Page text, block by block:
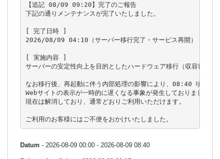
【追記 08/09 09:20】完了のご報告
下記の通りメンテナンスが完了いたしました。
[ 完了日時 ]
2026/08/09 04:10（サーバー移行完了・サービス再開）
[ 実施内容 ]
サーバーの安定性向上を目的としたハードウェア移行（収容筐体の
なお移行後、再起動に伴う内部処理の影響により、08:40 頃まで
Webサイトの表示が一時的に遅くなる事象が発生しておりました。
現在は解消しており、通常どおりご利用いただけます。
ご利用のお客様にはご不便をおかけいたしました。
Datum - 2026-08-09 00:00 - 2026-08-09 08:40